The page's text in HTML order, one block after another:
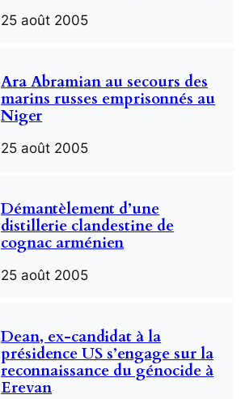
25 août 2005
Ara Abramian au secours des
marins russes emprisonnés au
Niger
25 août 2005
Démantèlement d’une
distillerie clandestine de
cognac arménien
25 août 2005
Dean, ex-candidat à la
présidence US s’engage sur la
reconnaissance du génocide à
Erevan